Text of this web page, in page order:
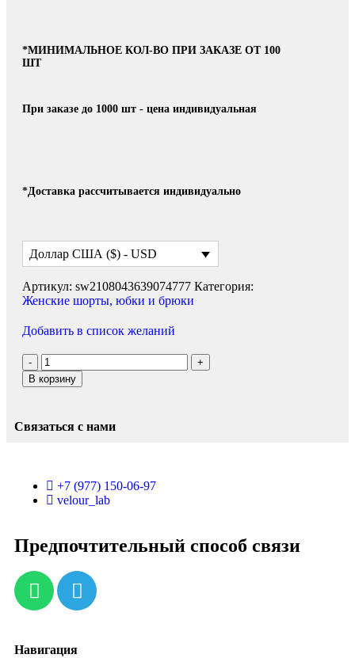
*МИНИМАЛЬНОЕ КОЛ-ВО ПРИ ЗАКАЗЕ ОТ 100
ШТ
При заказе до 1000 шт - цена индивидуальная
*Доставка рассчитывается индивидуально
Доллар США ($) - USD
Артикул: sw2108043639074777 Категория:
Женские шорты, юбки и брюки
Добавить в список желаний
В корзину
Связаться с нами
+7 (977) 150-06-97
velour_lab
Предпочтительный способ связи
Навигация